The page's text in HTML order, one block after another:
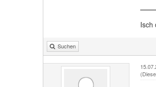
Isch
Suchen